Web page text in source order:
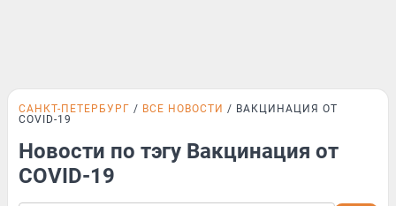
САНКТ-ПЕТЕРБУРГ ВСЕ НОВОСТИ
ВАКЦИНАЦИЯ ОТ
COVID-19
Новости по тэгу Вакцинация от
COVID-19